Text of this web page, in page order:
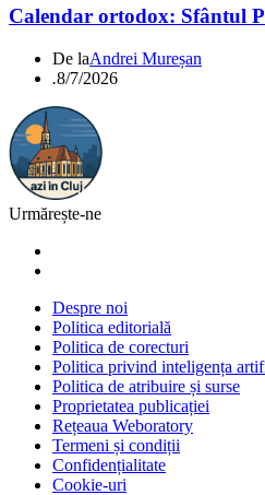
Calendar ortodox: Sfântul
De laAndrei Mureșan
.8/7/2026
Urmărește-ne
Despre noi
Politica editorială
Politica de corecturi
Politica privind inteligența
Politica de atribuire și surse
Proprietatea publicației
Rețeaua Weboratory
Termeni și condiții
Confidențialitate
Cookie-uri